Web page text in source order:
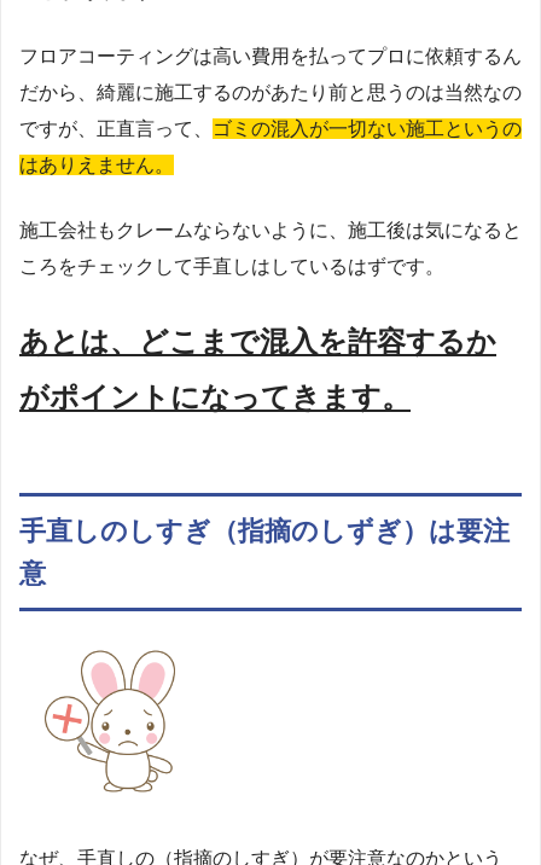
フロアコーティングは高い費用を払ってプロに依頼するん
だから、綺麗に施工するのがあたり前と思うのは当然なの
ですが、正直言って、
ゴミの混入が一切ない施工というの
はありえません。
施工会社もクレームならないように、施工後は気になると
ころをチェックして手直しはしているはずです。
あとは、どこまで混入を許容するか
がポイントになってきます。
手直しのしすぎ（指摘のしずぎ）は要注
意
なぜ、手直しの（指摘のしすぎ）が要注意なのかという